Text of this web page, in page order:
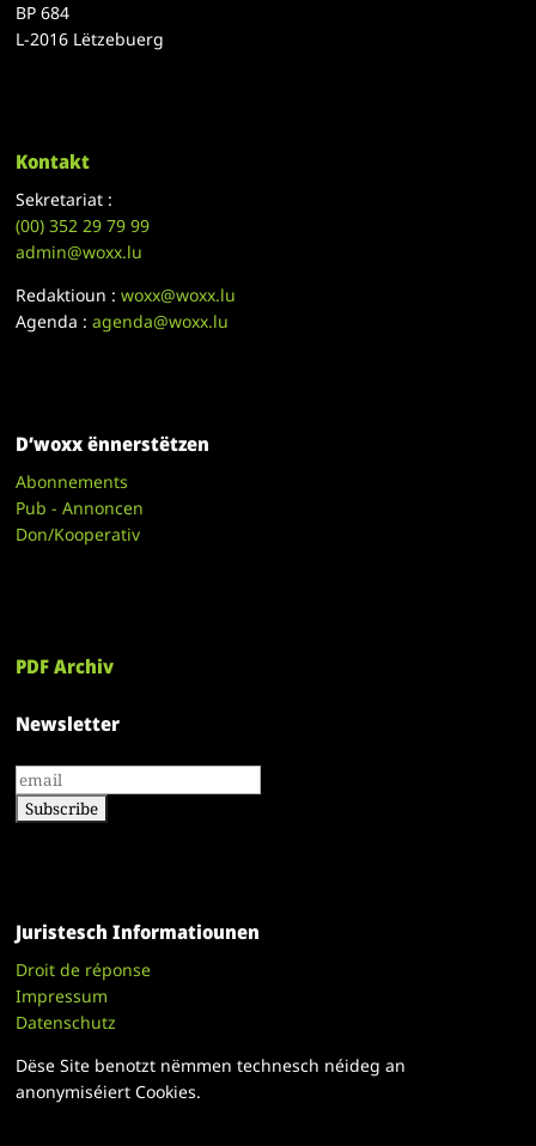
BP 684
L-2016 Lëtzebuerg
Kontakt
Sekretariat :
(00)352 29 79 99
admin@woxx.lu
Redaktioun :woxx@woxx.lu
Agenda :agenda@woxx.lu
D’woxx ënnerstëtzen
Abonnements
Pub - Annoncen
Don/Kooperativ
PDF Archiv
Newsletter
Juristesch Informatiounen
Droit de réponse
Impressum
Datenschutz
Dëse Site benotzt nëmmen technesch néideg an
anonymiséiert Cookies.